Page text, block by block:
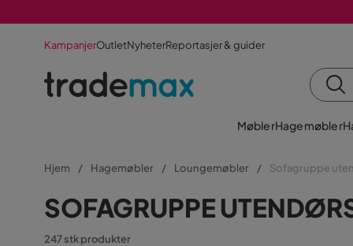
KampanjerOutletNyheterReportasjer & guider
MøblerHagemøbler
Hjem Hagemøbler Loungemøbler Sofagruppe
SOFAGRUPPE
247 stk produkter